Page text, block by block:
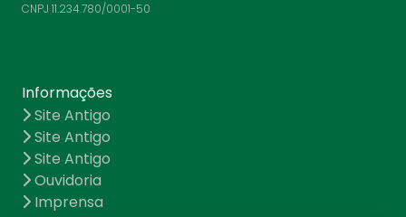
CNPJ 11.234.780/0001-50
Informações
Site Antigo
Site Antigo
Site Antigo
Ouvidoria
Imprensa